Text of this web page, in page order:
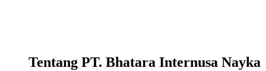
Tentang PT. Bhatara Internusa Nayka